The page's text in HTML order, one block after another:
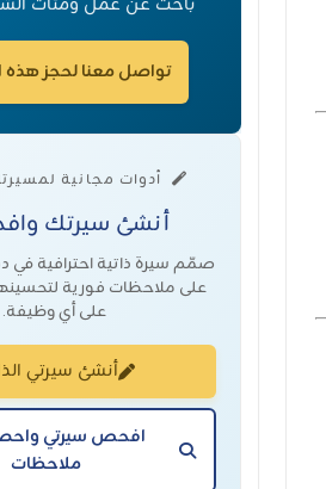
تواصل معنا لحجز هذه
أدوات مجانية
أنشئ سيرتك
صمّم سيرة ذاتية احترافية في
على ملاحظات فورية
على أي وظيفة.
أنشئ سيرتي
افحص سيرتي
ملاحظات